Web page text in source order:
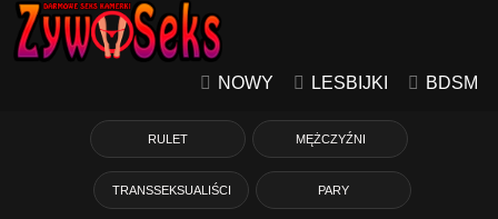
NOWY LESBIJKI BDSM
RULET MĘŻCZYŹNI
TRANSSEKSUALIŚCI PARY